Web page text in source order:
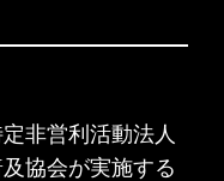
非営利活動法人
協会が実施する